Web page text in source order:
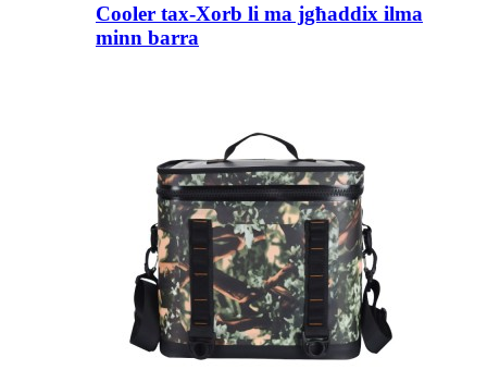
Cooler tax-Xorb li ma jgħaddix ilma
minn barra